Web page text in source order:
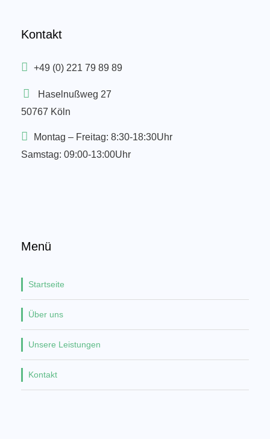
Kontakt
+49 (0) 221 79 89 89
Haselnußweg 27
50767 Köln
Montag – Freitag: 8:30-18:30Uhr
Samstag: 09:00-13:00Uhr
Menü
Startseite
Über uns
Unsere Leistungen
Kontakt